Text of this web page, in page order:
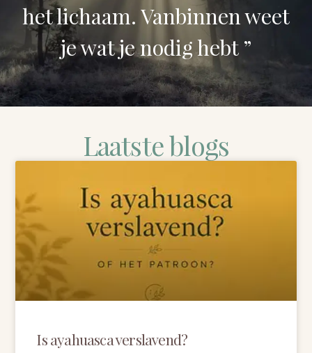
het lichaam. Vanbinnen weet
je wat je nodig hebt ”
Laatste blogs
Is ayahuasca verslavend?